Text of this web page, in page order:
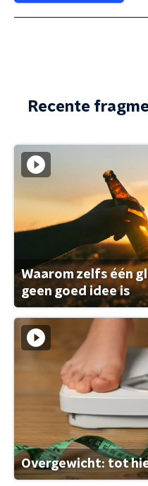
Recente
Waarom zelfs één
geen goed idee is
Overgewicht: tot